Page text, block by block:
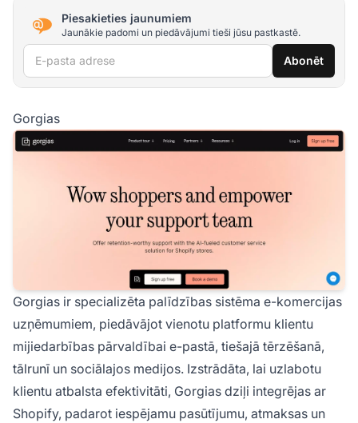
Piesakieties jaunumiem
Jaunākie padomi un piedāvājumi tieši jūsu pastkastē.
E-pasta adrese Abonēt
Gorgias
Gorgias ir specializēta palīdzības sistēma e-komercijas
uzņēmumiem, piedāvājot vienotu platformu klientu
mijiedarbības pārvaldībai e-pastā, tiešajā tērzēšanā,
tālrunī un sociālajos medijos. Izstrādāta, lai uzlabotu
klientu atbalsta efektivitāti, Gorgias dziļi integrējas ar
Shopify, padarot iespējamu pasūtījumu, atmaksas un